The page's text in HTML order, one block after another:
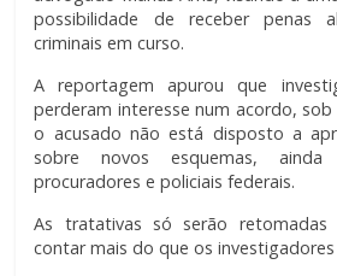
possibilidade de receber penas
criminais em curso.
A reportagem apurou que
perderam interesse num acordo,
o acusado não está disposto a
sobre novos esquemas, ainda
procuradores e policiais federais.
As tratativas só serão retomadas
contar mais do que os investigadores